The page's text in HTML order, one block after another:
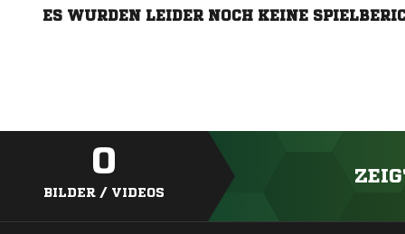
ES WURDEN LEIDER NOCH KEINE
0
BILDER / VIDEOS